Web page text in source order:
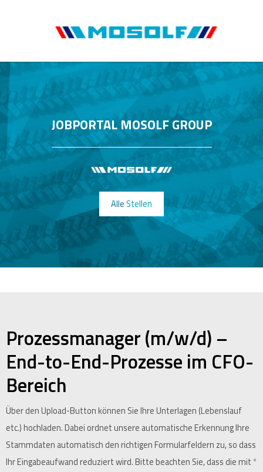
JOBPORTAL MOSOLF GROUP
Alle Stellen
Prozessmanager (m/w/d) –
End-to-End-Prozesse im CFO-
Bereich
Über den Upload-Button können Sie Ihre Unterlagen (Lebenslauf
etc.) hochladen. Dabei ordnet unsere automatische Erkennung Ihre
Stammdaten automatisch den richtigen Formularfeldern zu, so dass
Ihr Eingabeaufwand reduziert wird. Bitte beachten Sie, dass die mit *